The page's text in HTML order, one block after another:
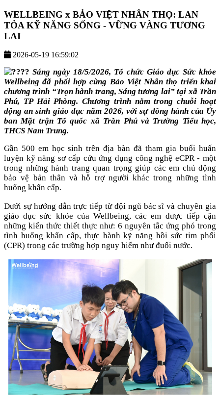
WELLBEING x BẢO VIỆT NHÂN THỌ: LAN
TỎA KỸ NĂNG SỐNG - VỮNG VÀNG TƯƠNG
LAI
2026-05-19 16:59:02
Sáng ngày 18/5/2026, Tổ chức Giáo dục Sức khỏe
Wellbeing đã phối hợp cùng Bảo Việt Nhân thọ triển khai
chương trình “Trọn hành trang, Sáng tương lai” tại xã Trần
Phú, TP Hải Phòng. Chương trình nằm trong chuỗi hoạt
động an sinh giáo dục năm 2026, với sự đồng hành của Ủy
ban Mặt trận Tổ quốc xã Trần Phú và Trường Tiểu học,
THCS Nam Trung.
Gần 500 em học sinh trên địa bàn đã tham gia buổi huấn
luyện kỹ năng sơ cấp cứu ứng dụng công nghệ eCPR - một
trong những hành trang quan trọng giúp các em chủ động
bảo vệ bản thân và hỗ trợ người khác trong những tình
huống khẩn cấp.
Dưới sự hướng dẫn trực tiếp từ đội ngũ bác sĩ và chuyên gia
giáo dục sức khỏe của Wellbeing, các em được tiếp cận
những kiến thức thiết thực như: 6 nguyên tắc ứng phó trong
tình huống khẩn cấp, thực hành kỹ năng hồi sức tim phổi
(CPR) trong các trường hợp nguy hiểm như đuối nước.